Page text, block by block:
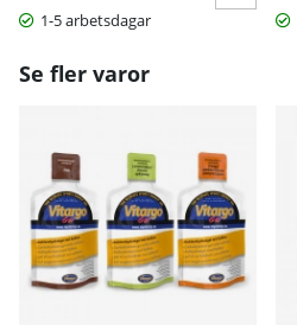
1-5 arbetsdagar
Se fler varor